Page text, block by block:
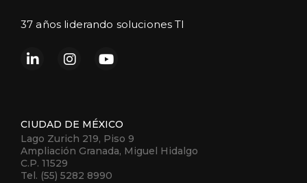
37 años liderando soluciones TI
CIUDAD DE MÉXICO
Lago Zurich 219, Piso 9
Ampliación Granada, Miguel Hidalgo
C.P. 11529
Tel. (55) 5282 8990